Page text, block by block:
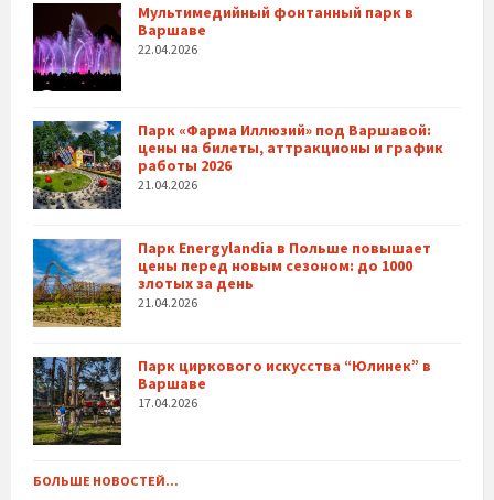
Мультимедийный фонтанный парк в
Варшаве
22.04.2026
Парк «Фарма Иллюзий» под Варшавой:
цены на билеты, аттракционы и график
работы 2026
21.04.2026
Парк Energylandia в Польше повышает
цены перед новым сезоном: до 1000
злотых за день
21.04.2026
Парк циркового искусства “Юлинек” в
Варшаве
17.04.2026
БОЛЬШЕ НОВОСТЕЙ...